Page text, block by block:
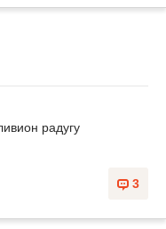
радугу
3